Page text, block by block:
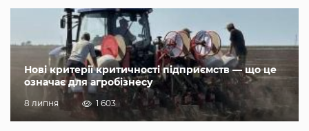
Нові критерії критичності підприємств — що це
означає для агробізнесу
8 липня 1 603